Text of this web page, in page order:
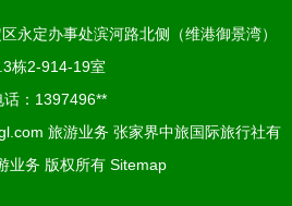
永定办事处滨河路北侧（维港御景湾）
栋2-914-19室
话：1397496**
旅游业务 张家界中旅国际旅行社有
业务 版权所有 Sitemap